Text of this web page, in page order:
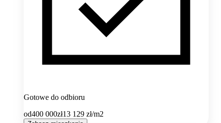
Gotowe do odbioru
od400 000zł13 129 zł/m2